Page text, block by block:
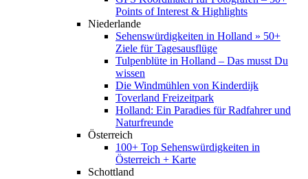
Points of Interest & Highlights
Niederlande
Sehenswürdigkeiten in Holland » 50+
Ziele für Tagesausflüge
Tulpenblüte in Holland – Das musst Du
wissen
Die Windmühlen von Kinderdijk
Toverland Freizeitpark
Holland: Ein Paradies für Radfahrer und
Naturfreunde
Österreich
100+ Top Sehenswürdigkeiten in
Österreich + Karte
Schottland